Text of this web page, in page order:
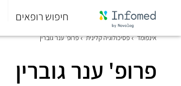
חיפוש רופאים
סוף
אינפומד פסיכולוגיה קלינית פרופ' ענר גוברין
פרופ' ענר גוברין